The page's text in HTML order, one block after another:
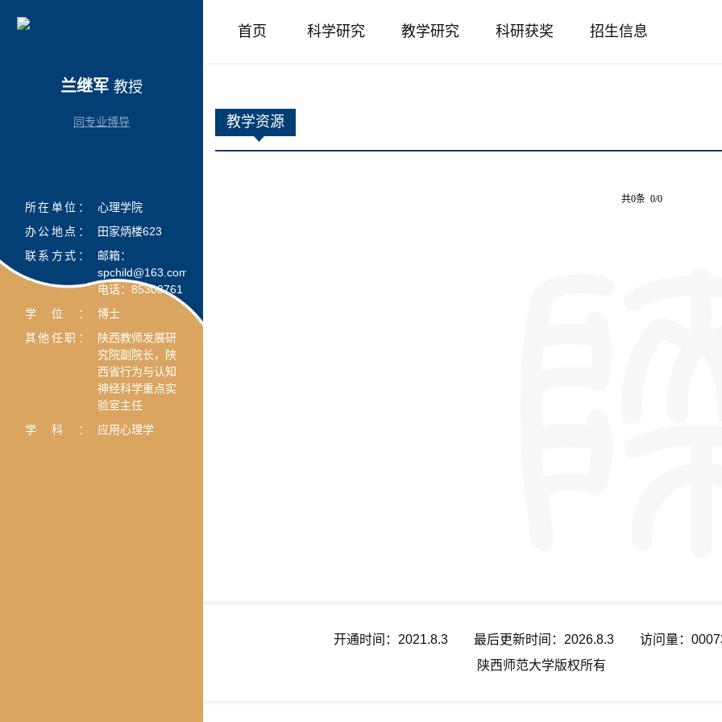
首页 科学研究 教学研究 科研获奖 招生信息
兰继军 教授
同专业博导
所在单位：
心理学院
办公地点：
田家炳楼623
联系方式：
邮箱：
spchild@163.com
电话：85308761
学位：
博士
其他任职：
陕西教师发展研
究院副院长，陕
西省行为与认知
神经科学重点实
验室主任
学科：
应用心理学
教学资源
共0条 0/0
开通时间： 2021.8.3 最后更新时间： 2026.8.3 访问量：
陕西师范大学版权所有